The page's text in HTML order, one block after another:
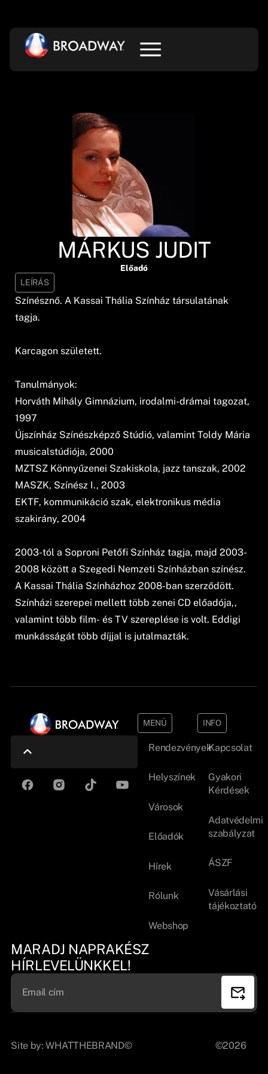
MÁRKUS JUDIT
Előadó
LEÍRÁS
Színésznő. A Kassai Thália Színház társulatának
tagja.
Karcagon született.
Tanulmányok:
Horváth Mihály Gimnázium, irodalmi-drámai tagozat,
1997
Újszínház Színészképző Stúdió, valamint Toldy Mária
musicalstúdiója, 2000
MZTSZ Könnyűzenei Szakiskola, jazz tanszak, 2002
MASZK, Színész I., 2003
EKTF, kommunikáció szak, elektronikus média
szakirány, 2004
2003-tól a Soproni Petőfi Színház tagja, majd 2003-
2008 között a Szegedi Nemzeti Színházban színész.
A Kassai Thália Színházhoz 2008-ban szerződött.
Színházi szerepei mellett több zenei CD előadója,,
valamint több film- és TV szereplése is volt. Eddigi
munkásságát több díjjal is jutalmazták.
MENÜ
Rendezvények
Helyszínek
Városok
Előadók
Hírek
Rólunk
Webshop
INFO
Kapcsolat
Gyakori
Kérdések
Adatvédelmi
szabályzat
ÁSZF
Vásárlási
tájékoztató
MARADJ NAPRAKÉSZ
HÍRLEVELÜNKKEL!
Site by:WHATTHEBRAND© ©2026